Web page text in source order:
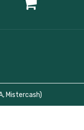
Mistercash)